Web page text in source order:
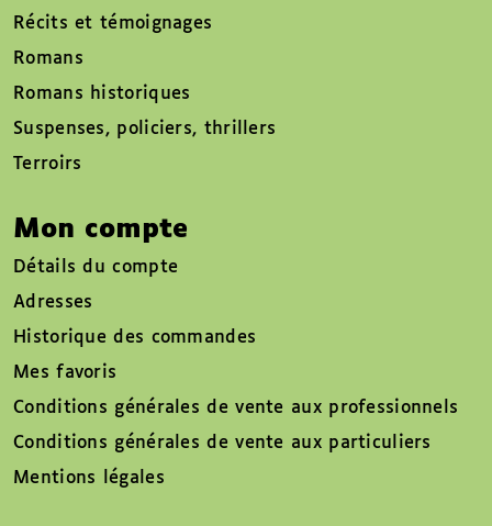
Récits et témoignages
Romans
Romans historiques
Suspenses, policiers, thrillers
Terroirs
Mon compte
Détails du compte
Adresses
Historique des commandes
Mes favoris
Conditions générales de vente aux professionnels
Conditions générales de vente aux particuliers
Mentions légales